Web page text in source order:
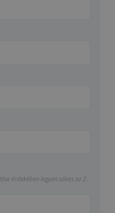
érdekében legyen szíves az 2.